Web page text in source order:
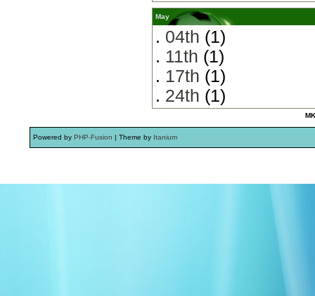
May
. 04th (1)
. 11th (1)
. 17th (1)
. 24th (1)
Powered by PHP-Fusion | Theme by Itanium